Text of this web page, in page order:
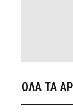
ΟΛΑ ΤΑ